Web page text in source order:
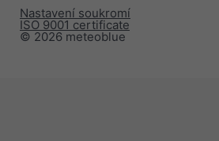
© 2026 meteoblue
ISO 9001 certificate
Nastavení soukromí